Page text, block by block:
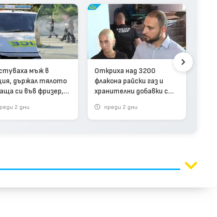
мъж в
държал тялото
си във фризер,
2 дни
Откриха над 3200
флакона райски газ и
хранителни добавки с
София (видео)
преди 2 дни